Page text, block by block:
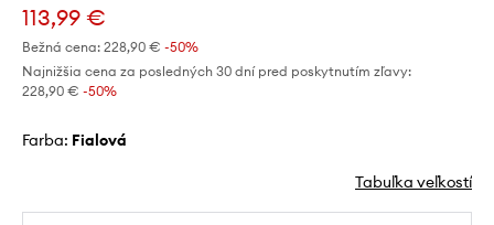
113,99 €
Bežná cena: 228,90 € -50%
Najnižšia cena za posledných 30 dní pred poskytnutím zľavy:
228,90 € -50%
Farba: fialová
Tabuľka veľkostí